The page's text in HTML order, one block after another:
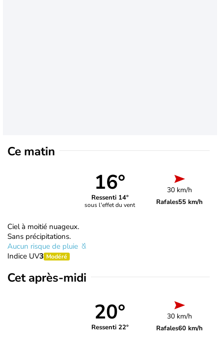
Ce matin
16°
Ressenti 14°
sous l'effet du vent
30 km/h
Rafales55 km/h
Ciel à moitié nuageux.
Sans précipitations.
Aucun risque de pluie
Indice UV3 Modéré
Cet après-midi
20°
Ressenti 22°
30 km/h
Rafales60 km/h